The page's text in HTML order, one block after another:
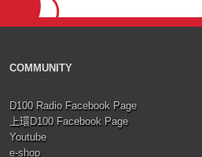
COMMUNITY
D100 Radio Facebook Page
上環D100 Facebook Page
Youtube
e-shop